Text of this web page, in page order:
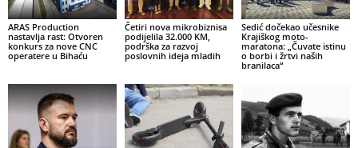
ARAS Production
nastavlja rast: Otvoren
konkurs za nove CNC
operatere u Bihaću
Četiri nova mikrobiznisa
podijelila 32.000 KM,
podrška za razvoj
poslovnih ideja mladih
Sedić dočekao učesnike
Krajiškog moto-
maratona: „Čuvate istinu
o borbi i žrtvi naših
branilaca“